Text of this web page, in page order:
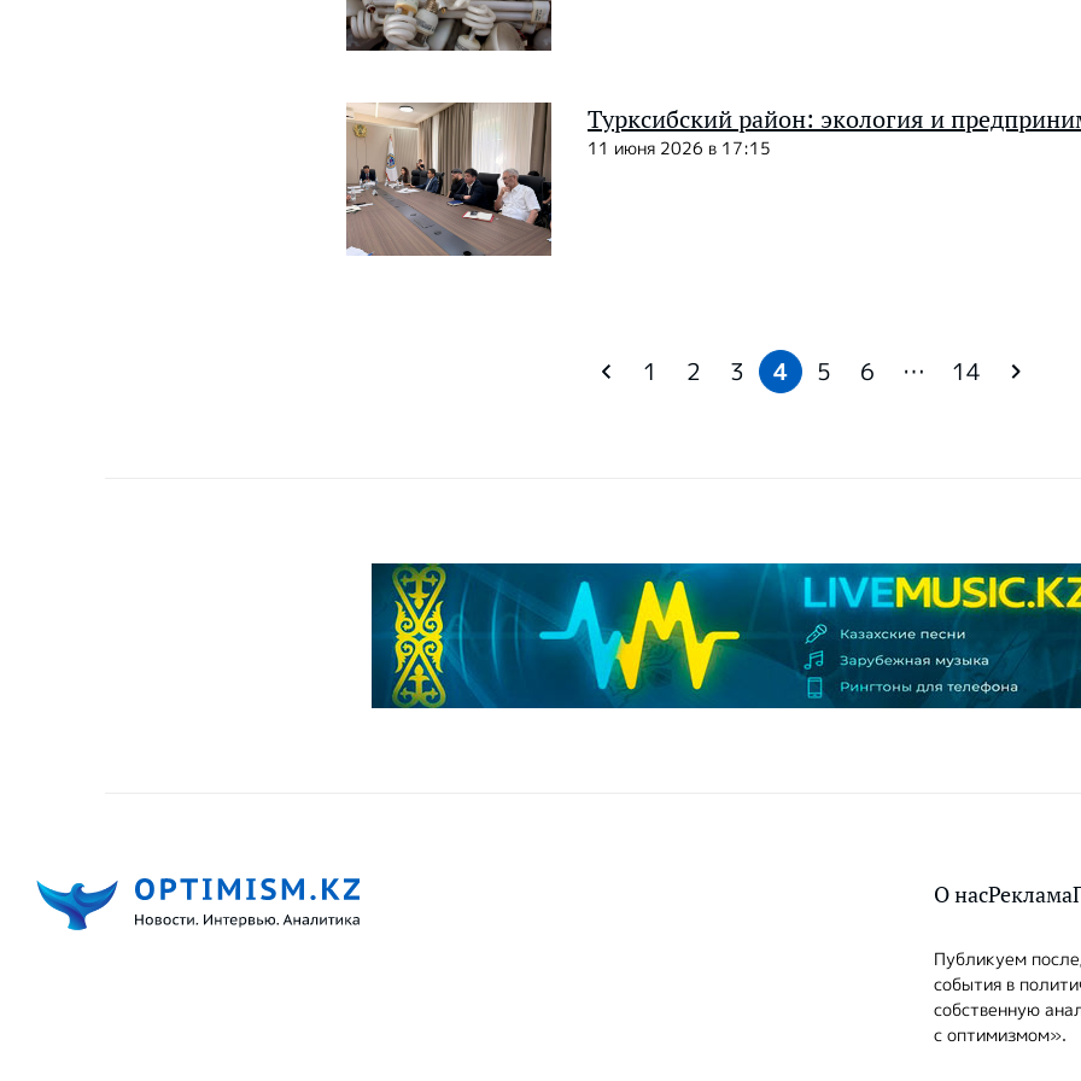
Турксибский район: экология и
11 июня 2026 в 17:15
1 2 3 4 5 6 … 14
О насРеклама
Публикуем
события в
собственную
с оптимизмом».